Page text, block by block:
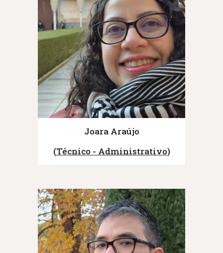
Joara Araújo
(Técnico - Administrativo)